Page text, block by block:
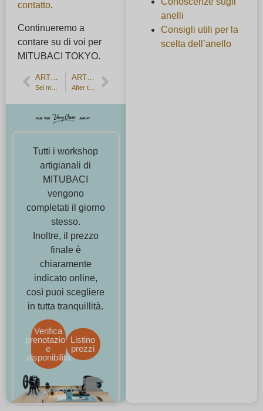
contatto.
Continueremo a
contare su di voi per
MITUBACI TOKYO.
Tutti i workshop
artigianali di
MITUBACI
vengono
completati il giorno
stesso.
Inoltre, il prezzo
finale è
chiaramente
indicato online,
così puoi scegliere
in tutta tranquillità.
Verifica
prenotazioni
e
disponibilità
Listino
prezzi
anelli
Consigli utili per la
scelta dell’anello